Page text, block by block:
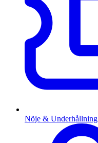
Nöje & Underhållning